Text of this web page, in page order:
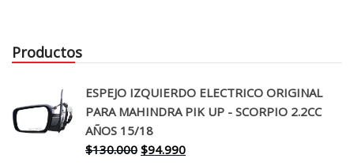
Productos
ESPEJO IZQUIERDO ELECTRICO ORIGINAL
PARA MAHINDRA PIK UP - SCORPIO 2.2CC
AÑOS 15/18
$130.000 El
$94.990El